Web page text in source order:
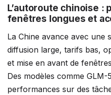
L’autoroute chinoise :
fenêtres longues et
La Chine avance avec une
diffusion large, tarifs bas,
et mise en avant de
Des modèles comme
performances sur des